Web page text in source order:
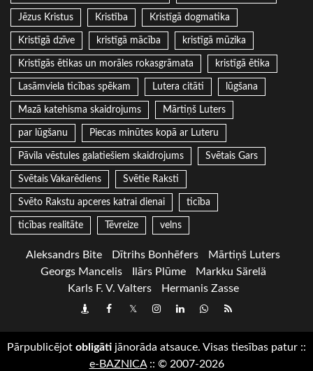
Jēzus Kristus Kristība Kristīgā dogmatika
Kristīgā dzīve kristīgā mācība kristīgā mūzika
Kristīgās ētikas un morāles rokasgrāmata kristīgā ētika
Lasāmviela ticības spēkam Lutera citāti lūgšana
Mazā katehisma skaidrojums Mārtiņš Luters
par lūgšanu Piecas minūtes kopā ar Luteru
Pāvila vēstules galatiešiem skaidrojums Svētais Gars
Svētais Vakarēdiens Svētie Raksti
Svēto Rakstu apceres katrai dienai ticība
ticības realitāte Tēvreize velns
Aleksandrs Bite Dītrihs Bonhēfers
Mārtiņš Luters
Georgs Mancelis
Ilārs Plūme
Markku Särelä
Karls F. V. Valters
Hermanis Zasse
DraugiemFacebook
TwitterInstagram
LinkedInwhatsapp
RSS
Pārpublicējot obligāti jānorāda atsauce. Visas tiesības patur ::
e-BAZNICA:: © 2007-2026